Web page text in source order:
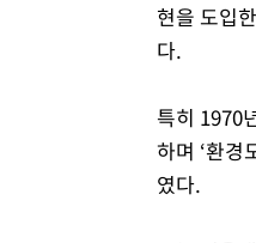
현을 도입
다.
특히 1970
하며 ‘환경
였다.